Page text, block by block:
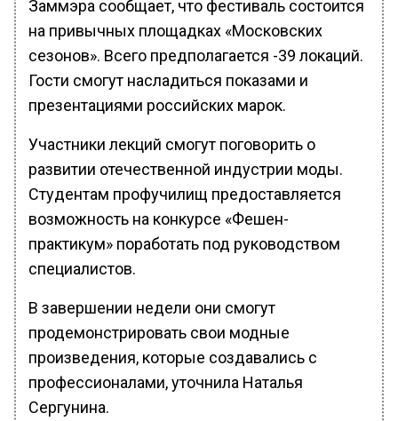
Заммэра сообщает, что фестиваль состоится
на привычных площадках «Московских
сезонов». Всего предполагается -39 локаций.
Гости смогут насладиться показами и
презентациями российских марок.
Участники лекций смогут поговорить о
развитии отечественной индустрии моды.
Студентам профучилищ предоставляется
возможность на конкурсе «Фешен-
практикум» поработать под руководством
специалистов.
В завершении недели они смогут
продемонстрировать свои модные
произведения, которые создавались с
профессионалами, уточнила Наталья
Сергунина.